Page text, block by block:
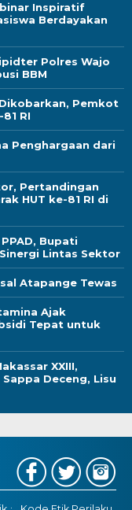
Inspiratif
Berdayakan
Polres Wajo
BBM
Pemkot
RI
Penghargaan dari
Pertandingan
HUT ke-81 RI di
Bupati
Lintas Sektor
Atapange Tewas
Ajak
Tepat untuk
XXIII,
Deceng, Lisu